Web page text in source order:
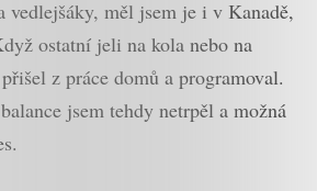
vedlejšáky, měl jsem je i v Kanadě,
ostatní jeli na kola nebo na
z práce domů a programoval.
jsem tehdy netrpěl a možná